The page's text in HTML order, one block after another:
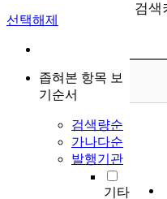
선택해제
좁혀본 항목 보
기순서
검색량순
가나다순
발행기관
기타
검색